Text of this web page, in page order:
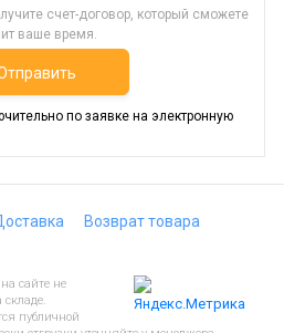
счет-договор, который сможете
ваше время.
по заявке на электронную
Возврат товара
сайте не
складе.
публичной